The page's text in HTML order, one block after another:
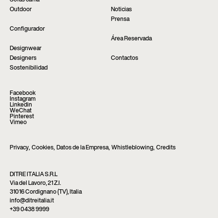
Outdoor
Noticias
Prensa
Configurador
Área Reservada
Designwear
Designers
Contactos
Sostenibilidad
Facebook
Instagram
Linkedin
WeChat
Pinterest
Vimeo
Privacy, Cookies, Datos de la Empresa, Whistleblowing, Credits
DITRE ITALIA S.R.L
Via del Lavoro, 21 Z.I.
31016 Cordignano (TV), Italia
info@ditreitalia.it
+39 0438 9999